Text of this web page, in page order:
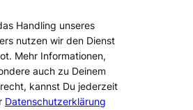
Handling unseres
nutzen wir den Dienst
Mehr Informationen,
auch zu Deinem
kannst Du jederzeit
Datenschutzerklärung